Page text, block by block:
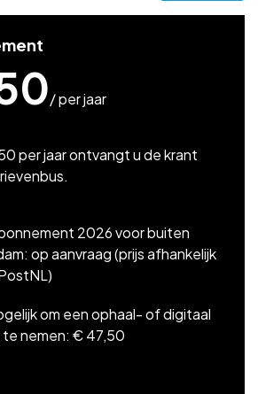
/ per jaar
per jaar ontvangt u de krant
2026 voor buiten
op aanvraag (prijs afhankelijk
om een ophaal- of digitaal
nemen: € 47,50